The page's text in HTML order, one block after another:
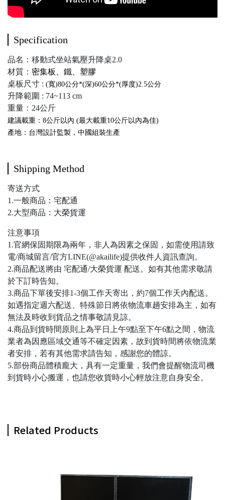
居家防疫 居家上班 在家上班升降桌
站著上班 站著辦公 遠距教學 電腦幕
架 升降桌推薦 氣壓升降桌
Specification
品名：移動式坐站氣壓升降桌2.0
材質： 密集板、鐵、塑膠
桌板尺寸 : (寬)80公分*(深)60公分*(厚度)2.5公分
升降範圍 : 74~113 cm
重量：24公斤
建議載重：8公斤以內 (最大載重10公斤以內為佳)
產地：台灣設計監製，中國組裝生產
Shipping Method
寄送方式
1.一般商品：宅配通
2.大型商品：大榮貨運
注意事項
1.官網保固期限為兩年，非人為因素之保固，如需使用請致
電/商城留言/官方LINE(@akailife)提供收件人資訊查詢。
2.商品配送將由 宅配通/大榮貨運 配送。如有其他需求敬請
於下訂時告知。
3.商品下單後安排1-3個工作天寄出，約7個工作天內配送。
如遇指定週六配送、特殊節日將依物流車趟安排為主，如有
無法及時收到貨品之情事敬請見諒。
4.商品到貨時間原則上為平日上午9點至下午6點之間，物流
業者為因應區域交通等不確定因素，故到貨時間將依物流業
者安排，若有其他需求請告知，感謝您的體諒。
5.部份商品體積龐大，具有一定重量，我們會提醒物流司機
到貨時小心搬運，也請您收貨時小心輕放注意自身安全。
Related Products